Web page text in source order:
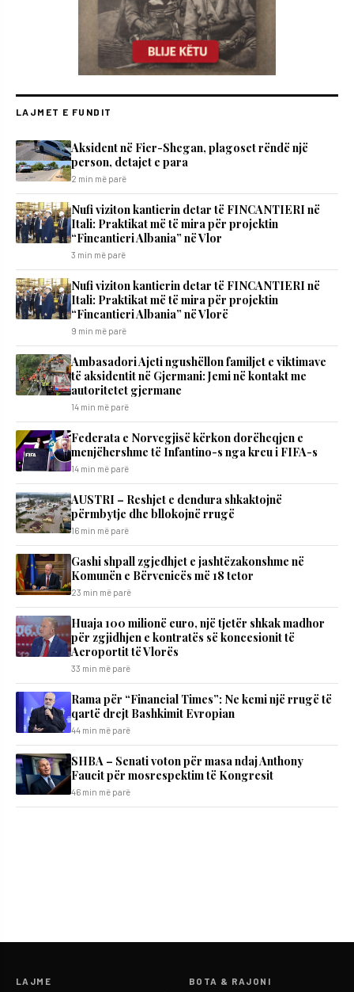
LAJMET E FUNDIT
Aksident në Fier-Shegan, plagoset rëndë një
person, detajet e para
2 min më parë
Nufi viziton kantierin detar të FINCANTIERI në
Itali: Praktikat më të mira për projektin
“Fincantieri Albania” në Vlor
3 min më parë
Nufi viziton kantierin detar të FINCANTIERI në
Itali: Praktikat më të mira për projektin
“Fincantieri Albania” në Vlorë
9 min më parë
Ambasadori Ajeti ngushëllon familjet e viktimave
të aksidentit në Gjermani: Jemi në kontakt me
autoritetet gjermane
14 min më parë
Federata e Norvegjisë kërkon dorëheqjen e
menjëhershme të Infantino-s nga kreu i FIFA-s
14 min më parë
AUSTRI – Reshjet e dendura shkaktojnë
përmbytje dhe bllokojnë rrugë
16 min më parë
Gashi shpall zgjedhjet e jashtëzakonshme në
Komunën e Bërvenicës më 18 tetor
23 min më parë
Huaja 100 milionë euro, një tjetër shkak madhor
për zgjidhjen e kontratës së koncesionit të
Aeroportit të Vlorës
33 min më parë
Rama për “Financial Times”: Ne kemi një rrugë të
qartë drejt Bashkimit Evropian
44 min më parë
SHBA – Senati voton për masa ndaj Anthony
Faucit për mosrespektim të Kongresit
46 min më parë
LAJME BOTA & RAJONI